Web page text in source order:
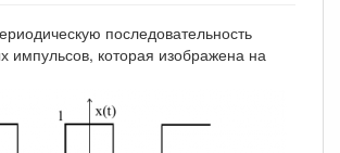
последовательность
импульсов, которая изображена на